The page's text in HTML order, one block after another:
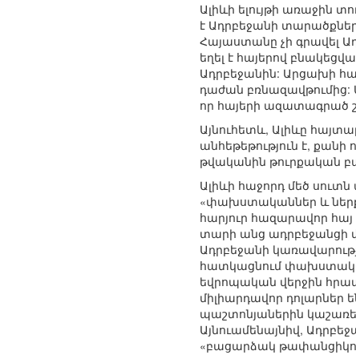
Ալիևի ելույթի առաջին
է Ադրբեջանի
Հայաստանը չի գրավել
եղել է հայերով
Ադրբեջանին: Արցախի
դաժան բռնազավթումից:
որ հայերի ազատագրած
Այնուհետև, Ալիևը
անհեթեթություն է, քանի
թվականին թուրքական
Ալիևի հաջորդ մեծ
«փախստականներ և
հարյուր հազարավոր
տարի անց ադրբեջանցի
Ադրբեջանի
հատկացնում
եվրոպական վերջին
միլիարդավոր
պաշտոնյաներին
Այնուամենայնիվ,
«բացարձակ